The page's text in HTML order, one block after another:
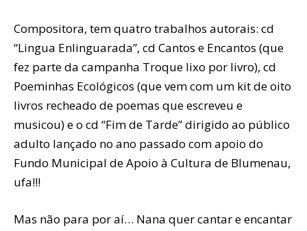
Compositora, tem quatro trabalhos autorais: cd
“Lingua Enlinguarada”, cd Cantos e Encantos (que
fez parte da campanha Troque lixo por livro), cd
Poeminhas Ecológicos (que vem com um kit de oito
livros recheado de poemas que escreveu e
musicou) e o cd “Fim de Tarde” dirigido ao público
adulto lançado no ano passado com apoio do
Fundo Municipal de Apoio à Cultura de Blumenau,
ufa!!!
Mas não para por aí… Nana quer cantar e encantar